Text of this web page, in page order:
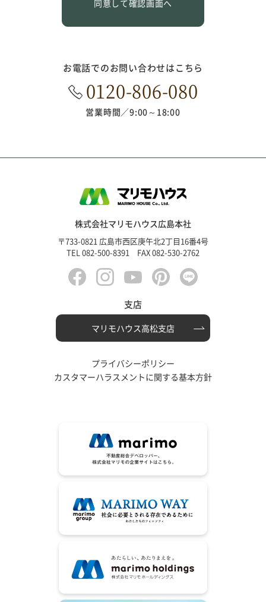
お電話でのお問い合わせはこちら
0120-806-080
営業時間 9:00～18:00
株式会社マリモハウス広島本社
〒733-0821 広島市西区庚午北2丁目16番4号
TEL 082-500-8391 FAX 082-530-2762
支店
マリモハウス高松支店
プライバシーポリシー
カスタマーハラスメントに関する基本方針